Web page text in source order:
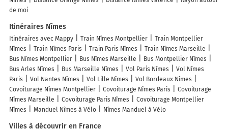
de moi
Itinéraires Nîmes
Itinéraires avec Mappy Train Nîmes Montpellier
Train Montpellier
Nîmes
Train Nîmes Paris Train Paris Nîmes
Train Nîmes Marseille
Bus Nîmes Montpellier
Bus Nîmes Marseille
Bus Montpellier Nîmes
Bus Arles Nîmes
Bus Marseille Nîmes Vol Paris Nîmes
Vol Nîmes
Paris
Vol Nantes Nîmes Vol Lille Nîmes
Vol Bordeaux Nîmes
Covoiturage Nîmes Montpellier
Covoiturage Nîmes Paris
Covoiturage
Nîmes Marseille
Covoiturage Paris Nîmes
Covoiturage Montpellier
Nîmes
Manduel Nîmes à Vélo Nîmes Manduel à Vélo
Villes à découvrir en France